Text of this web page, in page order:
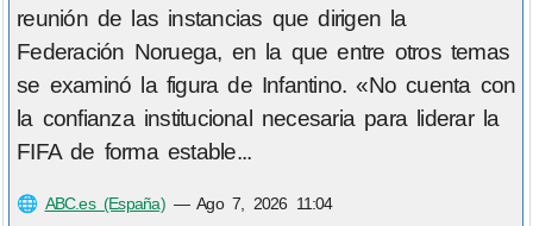
reunión de las instancias que dirigen la
Federación Noruega, en la que entre otros temas
se examinó la figura de Infantino. «No cuenta con
la confianza institucional necesaria para liderar la
FIFA de forma estable...
🌐 ABC.es (España)—Ago 7, 2026 11:04